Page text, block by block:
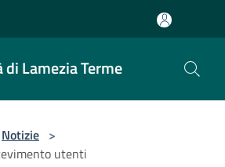
di Lamezia Terme
Notizie >
utenti